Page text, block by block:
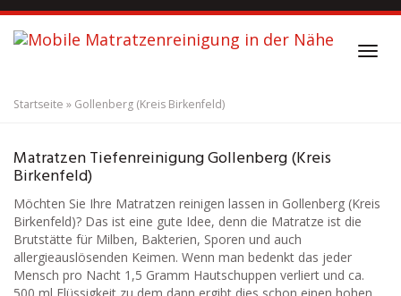
S
T
v
i
Gollenberg (Kreis Birkenfeld)
Startseite » Gollenberg (Kreis Birkenfeld)
Matratzen Tiefenreinigung Gollenberg (Kreis
Birkenfeld)
Möchten Sie Ihre Matratzen reinigen lassen in Gollenberg (Kreis
Birkenfeld)? Das ist eine gute Idee, denn die Matratze ist die
Brutstätte für Milben, Bakterien, Sporen und auch
allergieauslösenden Keimen. Wenn man bedenkt das jeder
Mensch pro Nacht 1,5 Gramm Hautschuppen verliert und ca.